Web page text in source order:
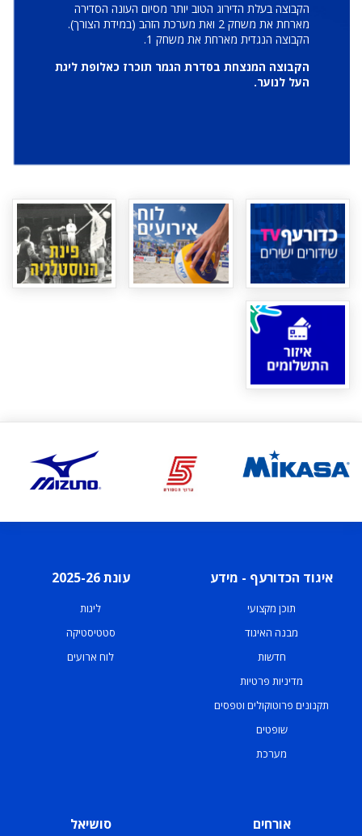
הקבוצה בעלת הדירוג הטוב יותר מסיום העונה הסדירה
מארחת את משחק 2 ואת מערכת הזהב (במידת הצורך).
הקבוצה הנגדית מארחת את משחק 1.
הקבוצה המנצחת בסדרת הגמר תוכרז כאלופת ליגת
העל לנוער.
איגוד הכדורעף - מידע
תוכן מקצועי
מבנה האיגוד
חדשות
מדיניות פרטיות
תקנונים פרוטוקולים וטפסים
שופטים
מערכת
עונת 2025-26
ליגות
סטטיסטיקה
לוח ארועים
אורחים סושיאל